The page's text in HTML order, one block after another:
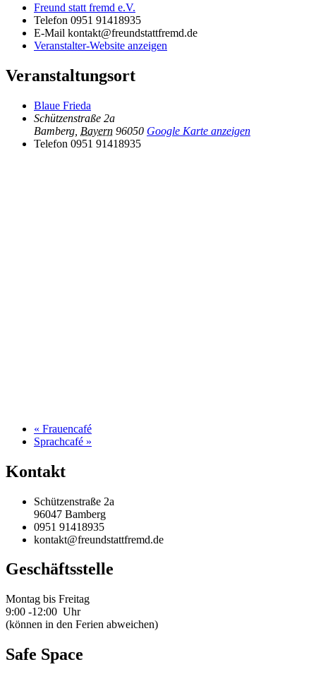
Freund statt fremd e.V.
Telefon 0951 91418935
E-Mail kontakt@freundstattfremd.de
Veranstalter-Website anzeigen
Veranstaltungsort
Blaue Frieda
Schützenstraße 2a
Bamberg Bayern 96050 Google Karte anzeigen
Telefon 0951 91418935
« Frauencafé
Sprachcafé »
Kontakt
Schützenstraße 2a
96047 Bamberg
0951 91418935
kontakt@freundstattfremd.de
Geschäftsstelle
Montag bis Freitag
9:00 -12:00 Uhr
(können in den Ferien abweichen)
Safe Space